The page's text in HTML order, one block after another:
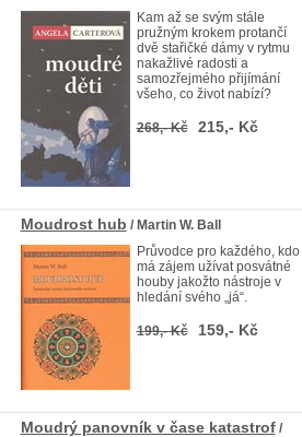
Kam až se svým stále
pružným krokem protančí
dvě stařičké dámy v rytmu
nakažlivé radosti a
samozřejmého přijímání
všeho, co život nabízí?
268,- Kč 215,- Kč
Moudrost hub / Martin W. Ball
Průvodce pro každého, kdo
má zájem užívat posvátné
houby jakožto nástroje v
hledání svého „já“.
199,- Kč 159,- Kč
Moudrý panovník v čase katastrof/